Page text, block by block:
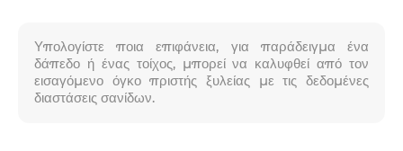
Υπολογίστε ποια επιφάνεια, για παράδειγμα ένα
δάπεδο ή ένας τοίχος, μπορεί να καλυφθεί από τον
εισαγόμενο όγκο πριστής ξυλείας με τις δεδομένες
διαστάσεις σανίδων.